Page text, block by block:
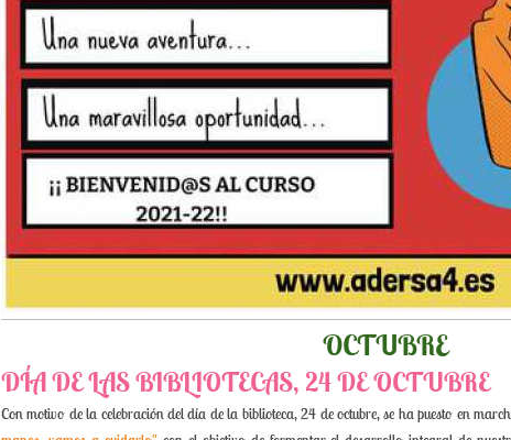
OCTUBRE
DÍA DE LAS BIBLIOTECAS, 24 DE OCTUBRE
Con motivo de la celebración del día de la biblioteca, 24 de octubre, se ha puesto en